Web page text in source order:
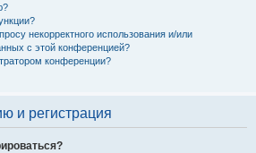
некорректного использования и/или
с этой конференцией?
конференции?
и регистрация